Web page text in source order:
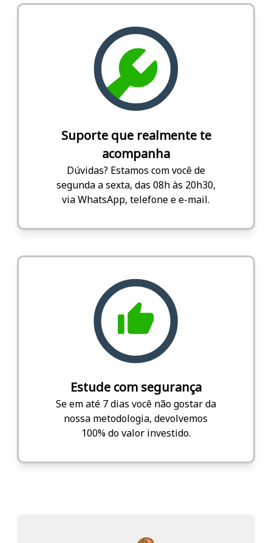
Suporte que realmente te
acompanha
Dúvidas? Estamos com você de
segunda a sexta, das 08h às 20h30,
via WhatsApp, telefone e e-mail.
Estude com segurança
Se em até 7 dias você não gostar da
nossa metodologia, devolvemos
100% do valor investido.